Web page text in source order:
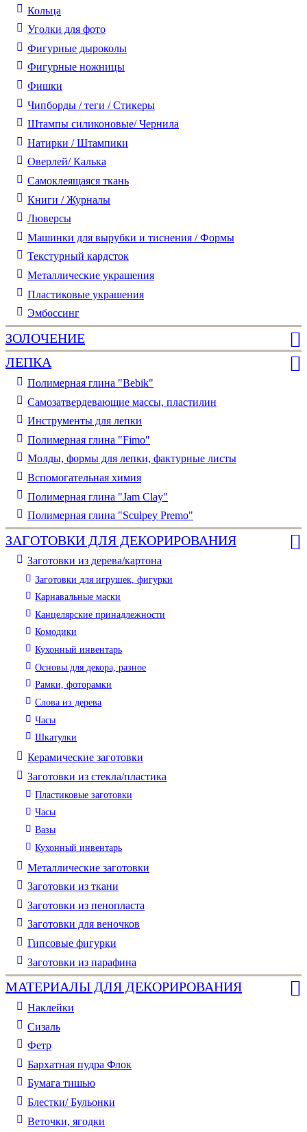
Кольца
Уголки для фото
Фигурные дыроколы
Фигурные ножницы
Фишки
Чипборды / теги / Стикеры
Штампы силиконовые/ Чернила
Натирки / Штампики
Оверлей/ Калька
Самоклеящаяся ткань
Книги / Журналы
Люверсы
Машинки для вырубки и тиснения / Формы
Текстурный кардсток
Металлические украшения
Пластиковые украшения
Эмбоссинг
ЗОЛОЧЕНИЕ
ЛЕПКА
Полимерная глина "Bebik"
Самозатвердевающие массы, пластилин
Инструменты для лепки
Полимерная глина "Fimo"
Молды, формы для лепки, фактурные листы
Вспомогательная химия
Полимерная глина "Jam Clay"
Полимерная глина "Sculpey Premo"
ЗАГОТОВКИ ДЛЯ ДЕКОРИРОВАНИЯ
Заготовки из дерева/картона
Заготовки для игрушек, фигурки
Карнавальные маски
Канцелярские принадлежности
Комодики
Кухонный инвентарь
Основы для декора, разное
Рамки, фоторамки
Слова из дерева
Часы
Шкатулки
Керамические заготовки
Заготовки из стекла/пластика
Пластиковые заготовки
Часы
Вазы
Кухонный инвентарь
Металлические заготовки
Заготовки из ткани
Заготовки из пенопласта
Заготовки для веночков
Гипсовые фигурки
Заготовки из парафина
МАТЕРИАЛЫ ДЛЯ ДЕКОРИРОВАНИЯ
Наклейки
Сизаль
Фетр
Бархатная пудра Флок
Бумага тишью
Блестки/ Бульонки
Веточки, ягодки